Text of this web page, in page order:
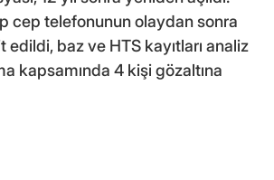
cep telefonunun olaydan sonra
edildi, baz ve HTS kayıtları analiz
kapsamında 4 kişi gözaltına